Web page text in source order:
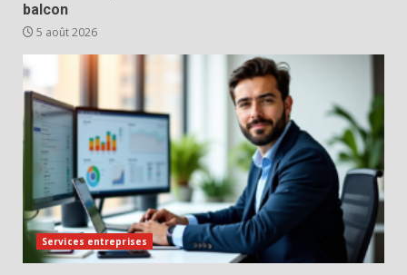
balcon
5 août 2026
Services entreprises